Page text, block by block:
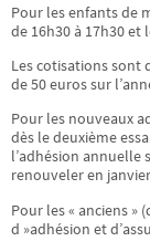
Pour les enfants de
de 16h30 à 17h30 et
Les cotisations sont
de 50 euros sur
Pour les nouveaux
dès le deuxième
l’adhésion annuelle
renouveler en
Pour les « anciens »
d »adhésion et